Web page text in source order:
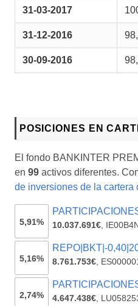
31-03-2017
31-12-2016
30-09-2016
POSICIONES EN
El fondo BANKINTER
en 99 activos diferentes.
de inversiones de la cartera
5,91% 10.037.691€,
5,16%
REPO|BKT|-
8.761.753€,
2,74% 4.647.438€,